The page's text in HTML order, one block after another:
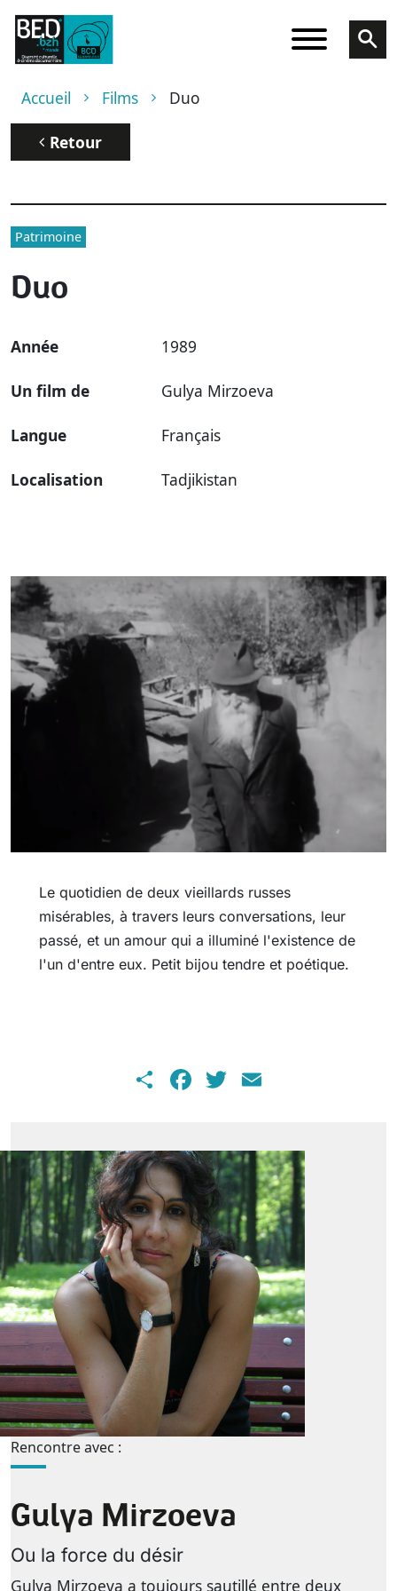
Aller au contenu principal
Fil d'Ariane
Accueil Films Duo
Retour
Patrimoine
Duo
Année 1989
Un film de Gulya Mirzoeva
Langue Français
Localisation Tadjikistan
Le quotidien de deux vieillards russes
misérables, à travers leurs conversations, leur
passé, et un amour qui a illuminé l'existence de
l'un d'entre eux. Petit bijou tendre et poétique.
ShareFacebook
Twitter
Rencontre avec :
Gulya Mirzoeva
Ou la force du désir
Gulya Mirzoeva a toujours sautillé entre deux